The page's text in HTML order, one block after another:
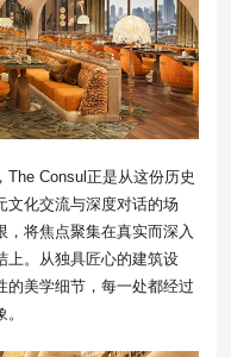
The Consul正是从这份历史
文化交流与深度对话的场
，将焦点聚集在真实而深入
上。从独具匠心的建筑设
的美学细节，每一处都经过